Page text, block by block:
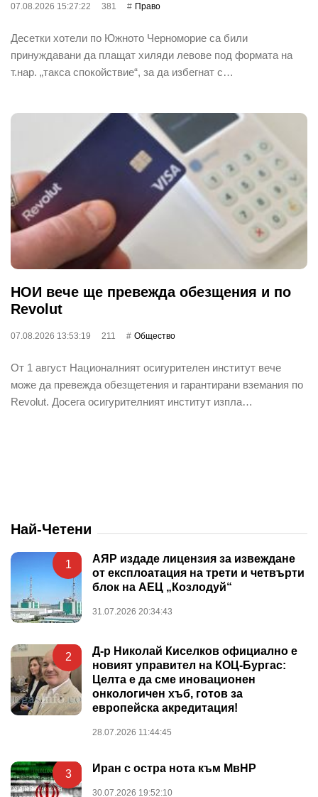
07.08.2026 15:27:22 381 Право
Десетки хотели по Южното Черноморие са били
принуждавани да плащат хиляди левове под формата на
т.нар. „такса спокойствие“, за да избегнат с…
НОИ вече ще превежда обезщения и по
Revolut
07.08.2026 13:53:19 211 Общество
От 1 август Националният осигурителен институт вече
може да превежда обезщетения и гарантирани вземания по
Revolut. Досега осигурителният институт изпла…
Най-Четени
1
АЯР издаде лицензия за извеждане
от експлоатация на трети и четвърти
блок на АЕЦ „Козлодуй“
31.07.2026 20:34:43
2
Д-р Николай Киселков официално е
новият управител на КОЦ-Бургас:
Целта е да сме иновационен
онкологичен хъб, готов за
европейска акредитация!
28.07.2026 11:44:45
3 Иран с остра нота към МвНР
30.07.2026 19:52:10